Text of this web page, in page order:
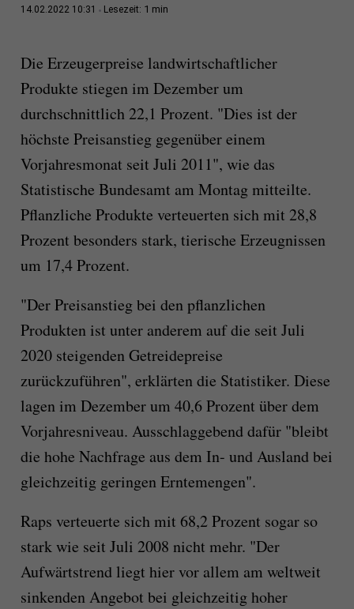
14.02.2022 10:31 Lesezeit: 1 min
Die Erzeugerpreise landwirtschaftlicher
Produkte stiegen im Dezember um
durchschnittlich 22,1 Prozent. "Dies ist der
höchste Preisanstieg gegenüber einem
Vorjahresmonat seit Juli 2011", wie das
Statistische Bundesamt am Montag mitteilte.
Pflanzliche Produkte verteuerten sich mit 28,8
Prozent besonders stark, tierische Erzeugnissen
um 17,4 Prozent.
"Der Preisanstieg bei den pflanzlichen
Produkten ist unter anderem auf die seit Juli
2020 steigenden Getreidepreise
zurückzuführen", erklärten die Statistiker. Diese
lagen im Dezember um 40,6 Prozent über dem
Vorjahresniveau. Ausschlaggebend dafür "bleibt
die hohe Nachfrage aus dem In- und Ausland bei
gleichzeitig geringen Erntemengen".
Raps verteuerte sich mit 68,2 Prozent sogar so
stark wie seit Juli 2008 nicht mehr. "Der
Aufwärtstrend liegt hier vor allem am weltweit
sinkenden Angebot bei gleichzeitig hoher